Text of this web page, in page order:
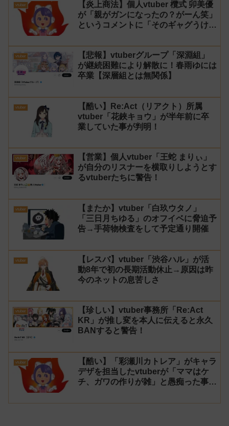
vtuber
【炎上商法】個人vtuber 欖式 卯美優
が「親がガンになったの？がーん笑」
というコメントに「そのギャグうけ
はオススメしないと投稿し叩かれる
vtuber
【悲報】vtuberグループ「深淵組」
が継続困難により解散に！春雨ゆには
卒業【深層組とは無関係】
vtuber
【酷い】Re:Act（リアクト）所属
vtuber「花鋏キョウ」が半年前に卒
業していた事が判明！
vtuber
【営業】個人vtuber「王蛇 まりぃ」
が自分のリスナーを横取りしようとす
るvtuberたちに警告！
vtuber
【またか】vtuber「白玖ウタノ」
「三日月ちゆる」のオフイベに脅迫予
告→手荷物検査をして予定通り開催
vtuber
【レスバ】vtuber「渋谷ハル」が活
動8年で初の長期活動休止→原因は昨
今のネットの息苦しさ
vtuber
【珍しい】vtuber事務所「Re:Act
KR」が推し変を本人に伝えると永久
BANすると警告！
vtuber
【酷い】「彩瀬川カトレア」がキャラ
デザを担当したvtuberが「ママはケ
チ、ガワの作りが雑」と愚痴った事が